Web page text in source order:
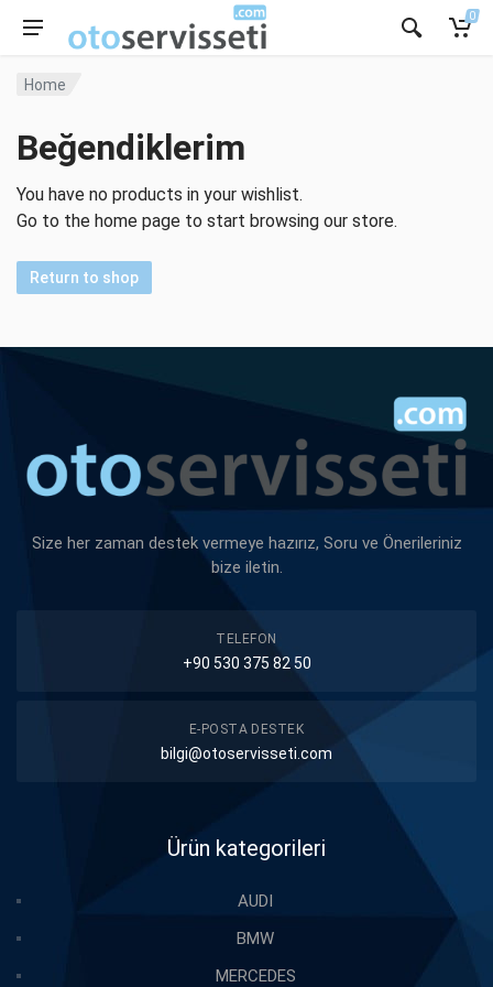
0
Home
Beğendiklerim
You have no products in your wishlist.
Go to the home page to start browsing our store.
Return to shop
Size her zaman destek vermeye hazırız, Soru ve Önerileriniz
bize iletin.
TELEFON
+90 530 375 82 50
E-POSTA DESTEK
bilgi@otoservisseti.com
Ürün kategorileri
AUDI
BMW
MERCEDES